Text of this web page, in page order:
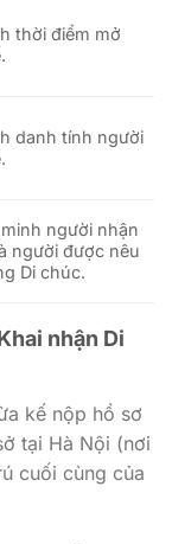
thời điểm mở
danh tính người
người nhận
người được nêu
Di chúc.
nhận Di
kế nộp hồ sơ
tại Hà Nội (nơi
cuối cùng của